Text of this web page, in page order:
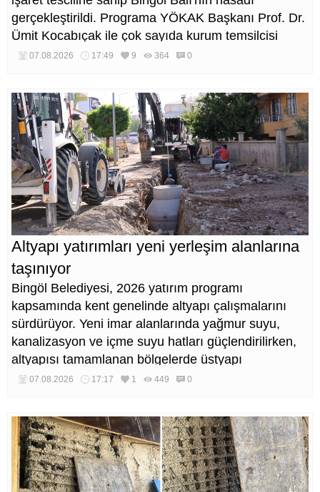
gerçekleştirildi. Programa YÖKAK Başkanı Prof. Dr.
Ümit Kocabıçak ile çok sayıda kurum temsilcisi
katıldı.
07.08.2026 17:49 9 364 0
Altyapı yatırımları yeni yerleşim alanlarına
taşınıyor
Bingöl Belediyesi, 2026 yatırım programı
kapsamında kent genelinde altyapı çalışmalarını
sürdürüyor. Yeni imar alanlarında yağmur suyu,
kanalizasyon ve içme suyu hatları güçlendirilirken,
altyapısı tamamlanan bölgelerde üstyapı
düzenlemeleri de eş zamanlı yürütülüyor.
07.08.2026 17:17 1 449 0